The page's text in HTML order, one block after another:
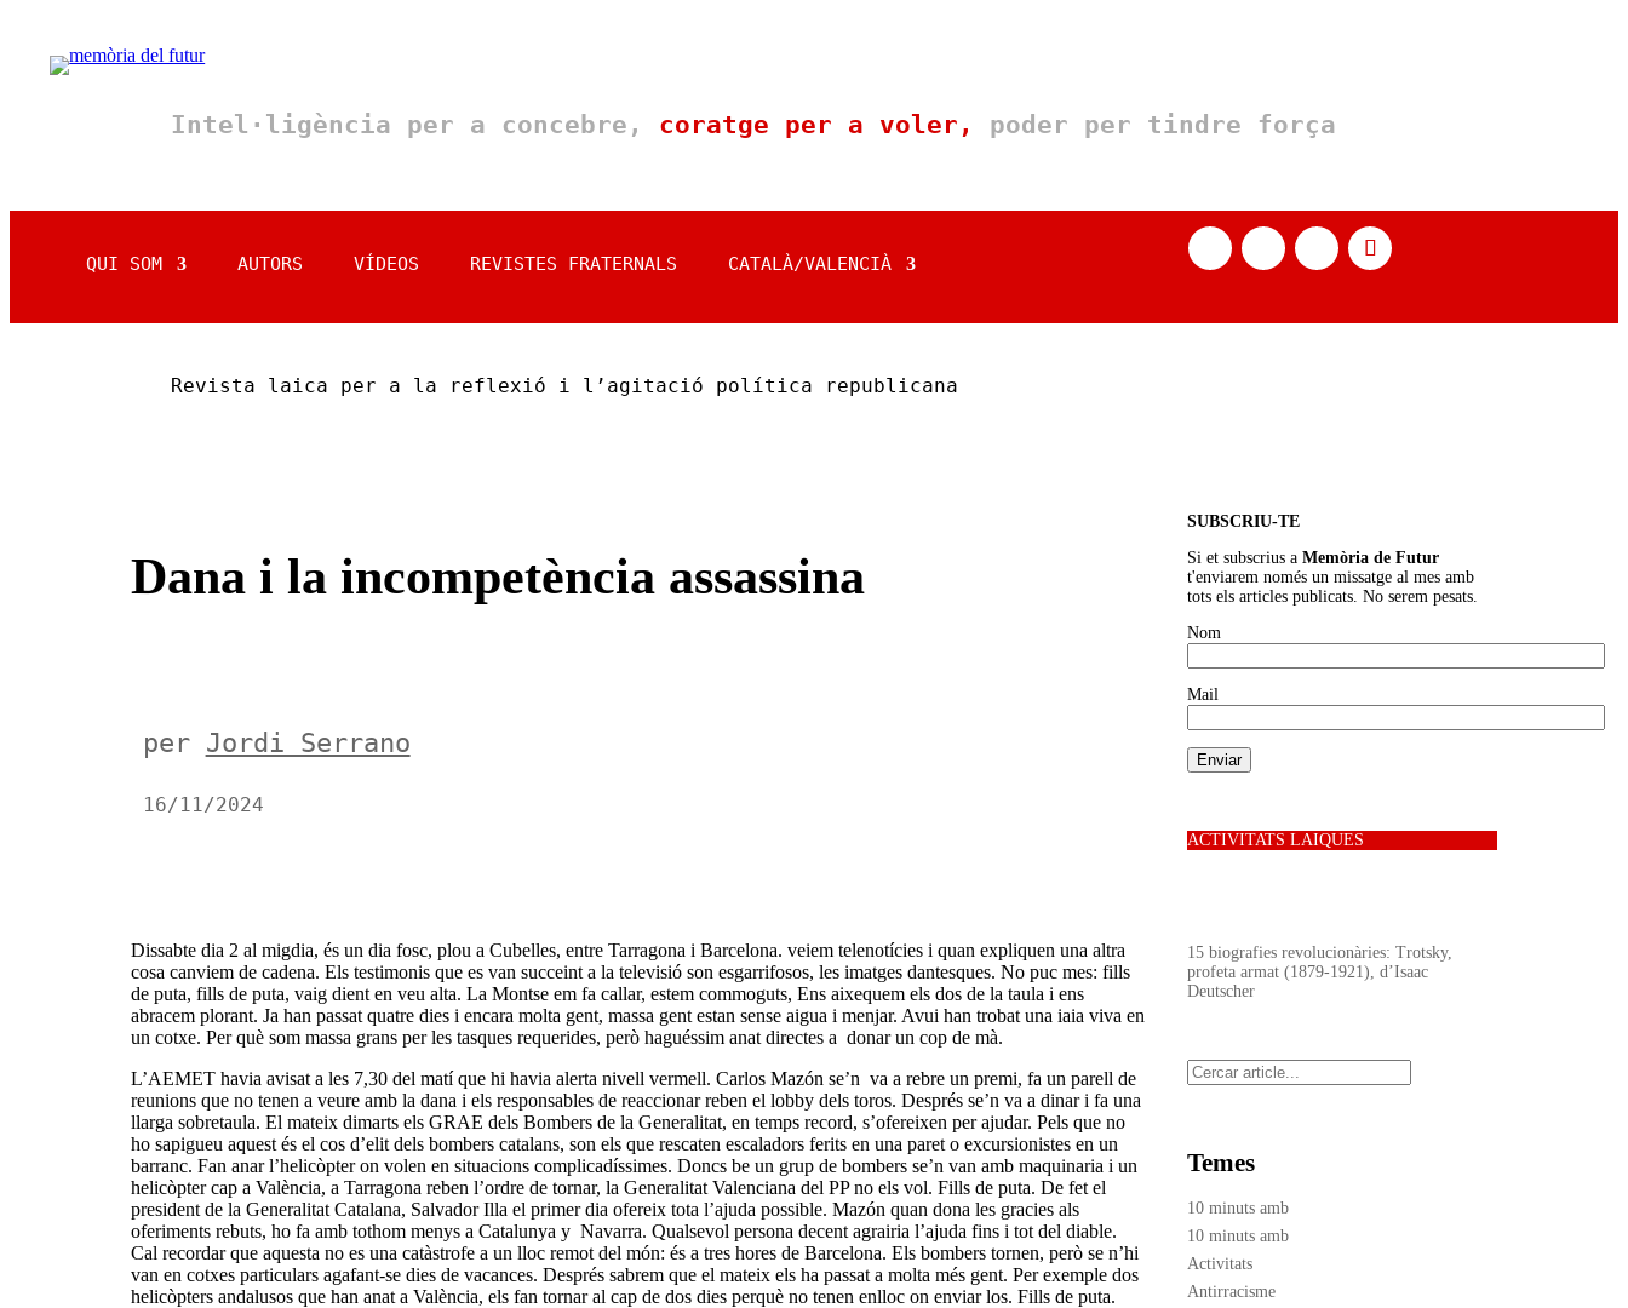
Intel·ligència per a concebre, coratge per a voler, poder per tindre força
QUI SOM AUTORS VÍDEOS REVISTES FRATERNALS CATALÀ/VALENCIÀ
Revista laica per a la reflexió i l’agitació política republicana
Dana i la incompetència assassina
per Jordi Serrano
16/11/2024
Dissabte dia 2 al migdia, és un dia fosc, plou a Cubelles, entre Tarragona i Barcelona. veiem telenotícies i quan expliquen una altra
cosa canviem de cadena. Els testimonis que es van succeint a la televisió son esgarrifosos, les imatges dantesques. No puc mes: fills
de puta, fills de puta, vaig dient en veu alta. La Montse em fa callar, estem commoguts, Ens aixequem els dos de la taula i ens
abracem plorant. Ja han passat quatre dies i encara molta gent, massa gent estan sense aigua i menjar. Avui han trobat una iaia viva en
un cotxe. Per què som massa grans per les tasques requerides, però haguéssim anat directes a donar un cop de mà.
L’AEMET havia avisat a les 7,30 del matí que hi havia alerta nivell vermell. Carlos Mazón se’n va a rebre un premi, fa un parell de
reunions que no tenen a veure amb la dana i els responsables de reaccionar reben el lobby dels toros. Després se’n va a dinar i fa una
llarga sobretaula. El mateix dimarts els GRAE dels Bombers de la Generalitat, en temps record, s’ofereixen per ajudar. Pels que no
ho sapigueu aquest és el cos d’elit dels bombers catalans, son els que rescaten escaladors ferits en una paret o excursionistes en un
barranc. Fan anar l’helicòpter on volen en situacions complicadíssimes. Doncs be un grup de bombers se’n van amb maquinaria i un
helicòpter cap a València, a Tarragona reben l’ordre de tornar, la Generalitat Valenciana del PP no els vol. Fills de puta. De fet el
president de la Generalitat Catalana, Salvador Illa el primer dia ofereix tota l’ajuda possible. Mazón quan dona les gracies als
oferiments rebuts, ho fa amb tothom menys a Catalunya y Navarra. Qualsevol persona decent agrairia l’ajuda fins i tot del diable.
Cal recordar que aquesta no es una catàstrofe a un lloc remot del món: és a tres hores de Barcelona. Els bombers tornen, però se n’hi
van en cotxes particulars agafant-se dies de vacances. Després sabrem que el mateix els ha passat a molta més gent. Per exemple dos
helicòpters andalusos que han anat a València, els fan tornar al cap de dos dies perquè no tenen enlloc on enviar los. Fills de puta.
SUBSCRIU-TE
Si et subscrius a Memòria de Futur
t'enviarem només un missatge al mes amb
tots els articles publicats. No serem pesats.
Nom
Mail
ACTIVITATS LAIQUES
15 biografies revolucionàries: Trotsky,
profeta armat (1879-1921), d’Isaac
Deutscher
Cerca
Temes
10 minuts amb
10 minuts amb
Activitats
Antirracisme